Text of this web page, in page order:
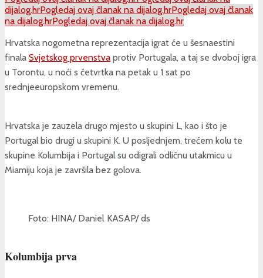
dijalog.hrPogledaj ovaj članak na dijalog.hrPogledaj ovaj članak
na dijalog.hrPogledaj ovaj članak na dijalog.hr
Hrvatska nogometna reprezentacija igrat će u šesnaestini
finala Svjetskog prvenstva protiv Portugala, a taj se dvoboj igra
u Torontu, u noći s četvrtka na petak u 1 sat po
srednjeeuropskom vremenu.
Hrvatska je zauzela drugo mjesto u skupini L, kao i što je
Portugal bio drugi u skupini K. U posljednjem, trećem kolu te
skupine Kolumbija i Portugal su odigrali odličnu utakmicu u
Miamiju koja je završila bez golova.
Foto: HINA/ Daniel KASAP/ ds
Kolumbija prva